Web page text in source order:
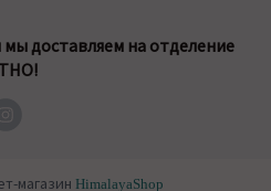
мы доставляем на отделение
магазин HimalayaShop